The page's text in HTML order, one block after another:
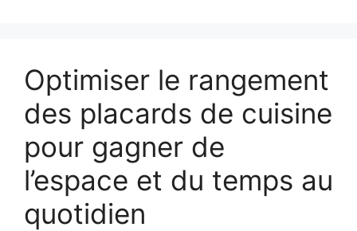
Optimiser le rangement
des placards de cuisine
pour gagner de
l’espace et du temps au
quotidien